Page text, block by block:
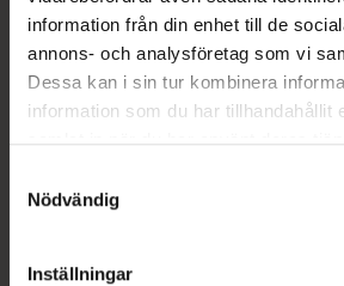
information från din enhet till de
annons- och analysföretag som vi
Dessa kan i sin tur kombinera
information som du har tillhandahållit
samlat in när du har använt deras
återkalla ditt samtycke via
cookieinställningar. Ett återkallat
lagligheten av behandling som skett
Nödvändig
Inställningar